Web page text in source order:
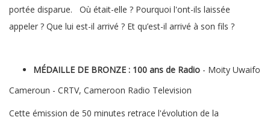
portée disparue. Où était-elle ? Pourquoi l'ont-ils laissée
appeler ? Que lui est-il arrivé ? Et qu’est-il arrivé à son fils ?
MÉDAILLE DE BRONZE : 100 ans de Radio - Moity Uwaifo
Cameroun - CRTV, Cameroon Radio Television
Cette émission de 50 minutes retrace l'évolution de la